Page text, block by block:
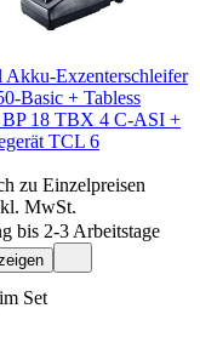
Akku-Exzenterschleifer
Basic + Tabless
18 TBX 4 C-ASI +
TCL 6
zu Einzelpreisen
MwSt.
bis 2-3 Arbeitstage
Set